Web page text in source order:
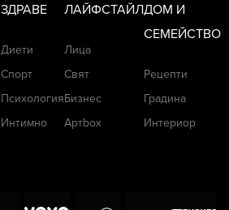
ЗДРАВЕ
Диети
Спорт
Психология
Интимно
ЛАЙФСТАЙЛ
Лица
Свят
Бизнес
Артbox
ДОМ И
СЕМЕЙСТВО
Рецепти
Градина
Интериор